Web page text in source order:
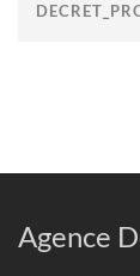
Agence